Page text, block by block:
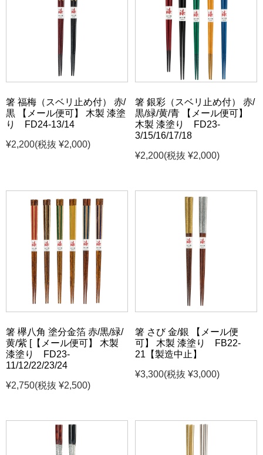
箸 福梅（スベリ止め付） 赤/
黒 【メール便可】 木製 漆塗
り FD24-13/14
¥2,200(税抜 ¥2,000)
箸 銀彩（スベリ止め付） 赤/
黒/緑/黄/青 【メール便可】
木製 漆塗り FD23-
3/15/16/17/18
¥2,200(税抜 ¥2,000)
箸 欅八角 塗分金箔 赤/黒/緑/
黄/紫 [【メール便可】 木製
漆塗り FD23-
11/12/22/23/24
¥2,750(税抜 ¥2,500)
箸 さび 金/銀 【メール便
可】 木製 漆塗り FB22-
21【製造中止】
¥3,300(税抜 ¥3,000)